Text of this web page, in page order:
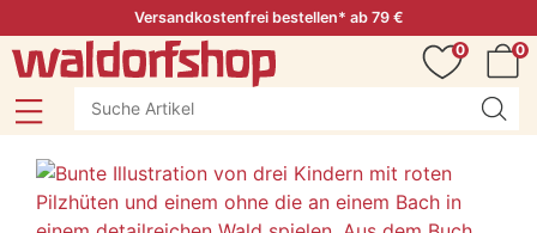
Versandkostenfrei bestellen* ab 79 €
0
0